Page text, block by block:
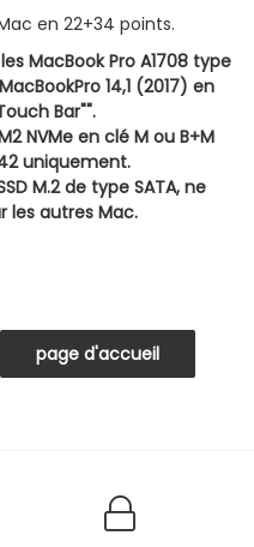
en 22+34 points.
MacBook Pro A1708 type
14,1 (2017) en
Bar"".
NVMe en clé M ou B+M
uniquement.
M.2 de type SATA, ne
les autres Mac.